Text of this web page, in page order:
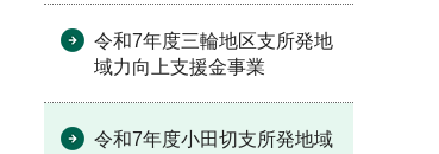
令和7年度三輪地区支所発地
域力向上支援金事業
令和7年度小田切支所発地域